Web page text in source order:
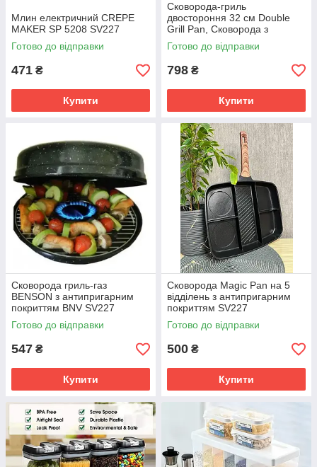
Млин електричний CREPE
MAKER SP 5208 SV227
Готово до відправки
471 ₴
Купити
Сковорода-гриль
двостороння 32 см Double
Grill Pan, Сковорода з
антипригарним покриттям
для гриля та смаження.
Готово до відправки
798 ₴
Купити
Сковорода гриль-газ
BENSON з антипригарним
покриттям BNV SV227
Готово до відправки
547 ₴
Купити
Сковорода Magic Pan на 5
відділень з антипригарним
покриттям SV227
Готово до відправки
500 ₴
Купити